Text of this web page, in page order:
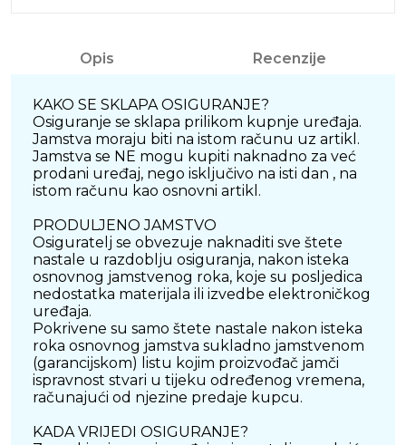
Opis Recenzije
KAKO SE SKLAPA OSIGURANJE?
Osiguranje se sklapa prilikom kupnje uređaja.
Jamstva moraju biti na istom računu uz artikl.
Jamstva se NE mogu kupiti naknadno za već
prodani uređaj, nego isključivo na isti dan , na
istom računu kao osnovni artikl.
PRODULJENO JAMSTVO
Osiguratelj se obvezuje naknaditi sve štete
nastale u razdoblju osiguranja, nakon isteka
osnovnog jamstvenog roka, koje su posljedica
nedostatka materijala ili izvedbe elektroničkog
uređaja.
Pokrivene su samo štete nastale nakon isteka
roka osnovnog jamstva sukladno jamstvenom
(garancijskom) listu kojim proizvođač jamči
ispravnost stvari u tijeku određenog vremena,
računajući od njezine predaje kupcu.
KADA VRIJEDI OSIGURANJE?